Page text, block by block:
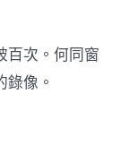
次。何同窗
像。